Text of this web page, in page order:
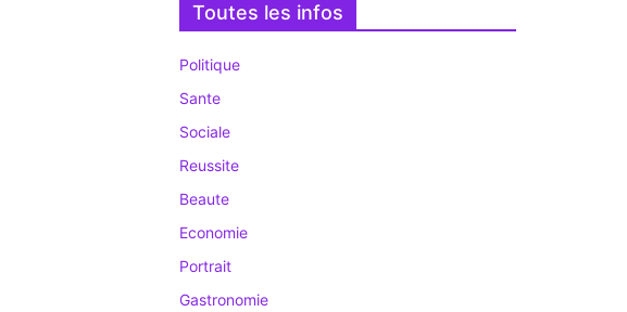
Toutes les infos
Politique
Sante
Sociale
Reussite
Beaute
Economie
Portrait
Gastronomie